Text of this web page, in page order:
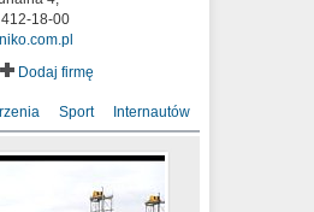
18-00
Dodaj firmę
Sport Internautów
strach
FOOTAGE
VIII
r.